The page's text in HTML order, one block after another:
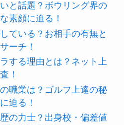
と話題？ボウリング界の
素顔に迫る！
ている？お相手の有無と
ーチ！
する理由とは？ネット上
！
職業は？ゴルフ上達の秘
迫る！
の力士？出身校・偏差値